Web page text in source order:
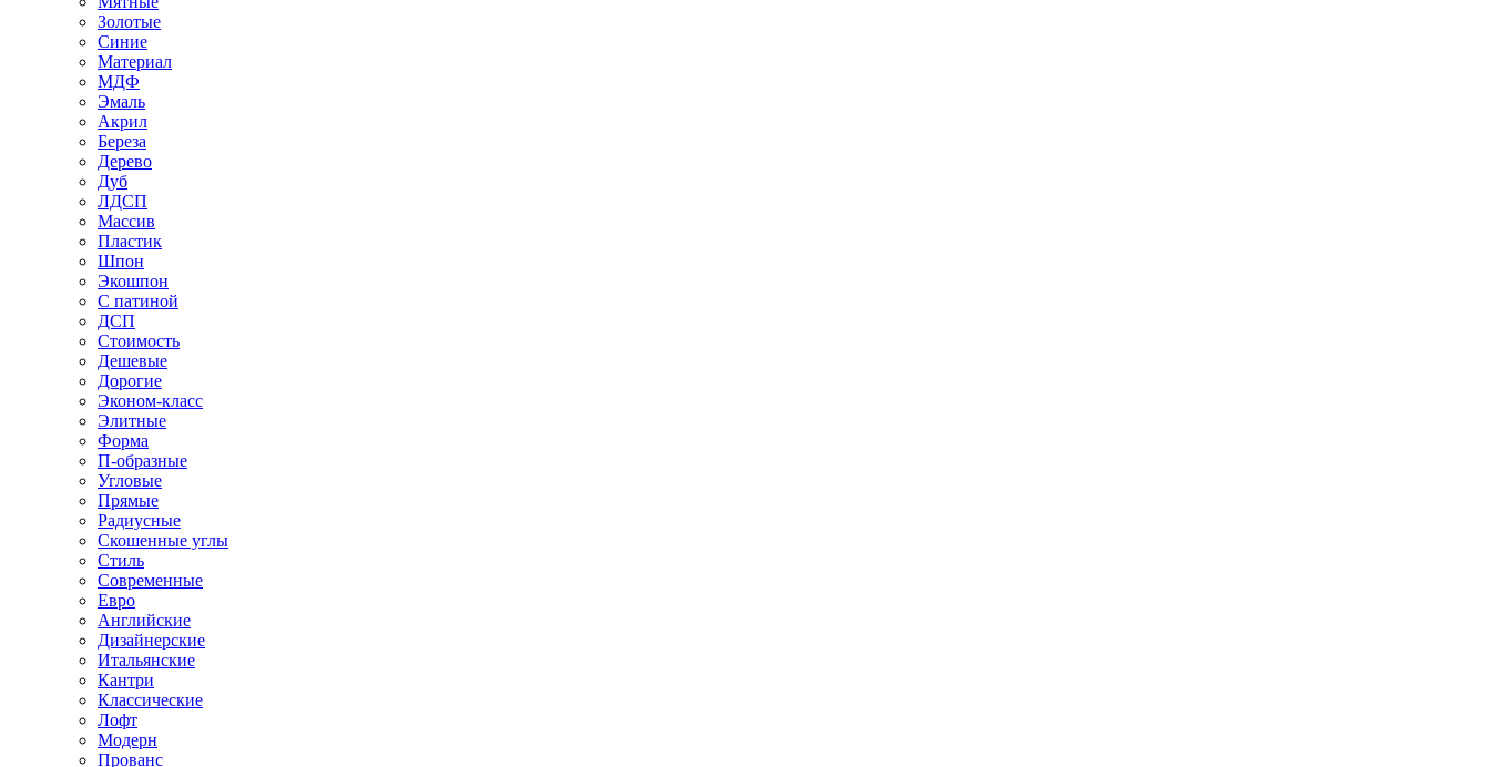
Золотые
Синие
Материал
МДФ
Эмаль
Акрил
Береза
Дерево
Дуб
ЛДСП
Массив
Пластик
Шпон
Экошпон
С патиной
ДСП
Стоимость
Дешевые
Дорогие
Эконом-класс
Элитные
Форма
П-образные
Угловые
Прямые
Радиусные
Скошенные углы
Стиль
Современные
Евро
Английские
Дизайнерские
Итальянские
Кантри
Классические
Лофт
Модерн
Прованс